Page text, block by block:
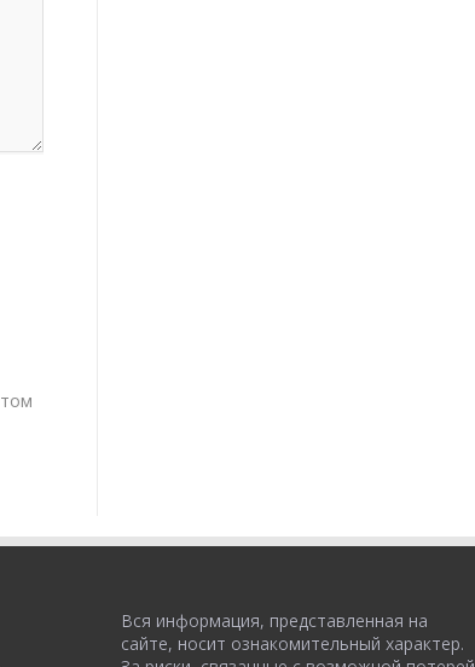
Вся информация, представленная на
сайте, носит ознакомительный характер.